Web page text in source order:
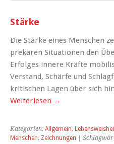
Stärke
Die Stärke eines Menschen
prekären Situationen den
Erfolges innere Kräfte
Verstand, Schärfe und
kritischen Lagen über sich
Weiterlesen →
Kategorien: Allgemein,
Menschen, Zeichnungen |